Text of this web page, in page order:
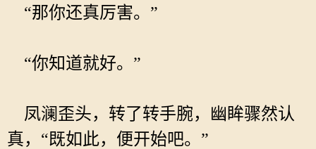
“那你还真厉害。”
“你知道就好。”
凤澜歪头，转了转手腕，幽眸骤然认
真，“既如此，便开始吧。”